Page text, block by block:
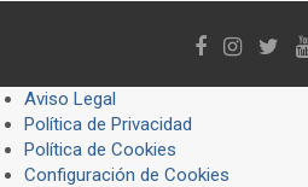
Aviso Legal
Política de Privacidad
Política de Cookies
Configuración de Cookies